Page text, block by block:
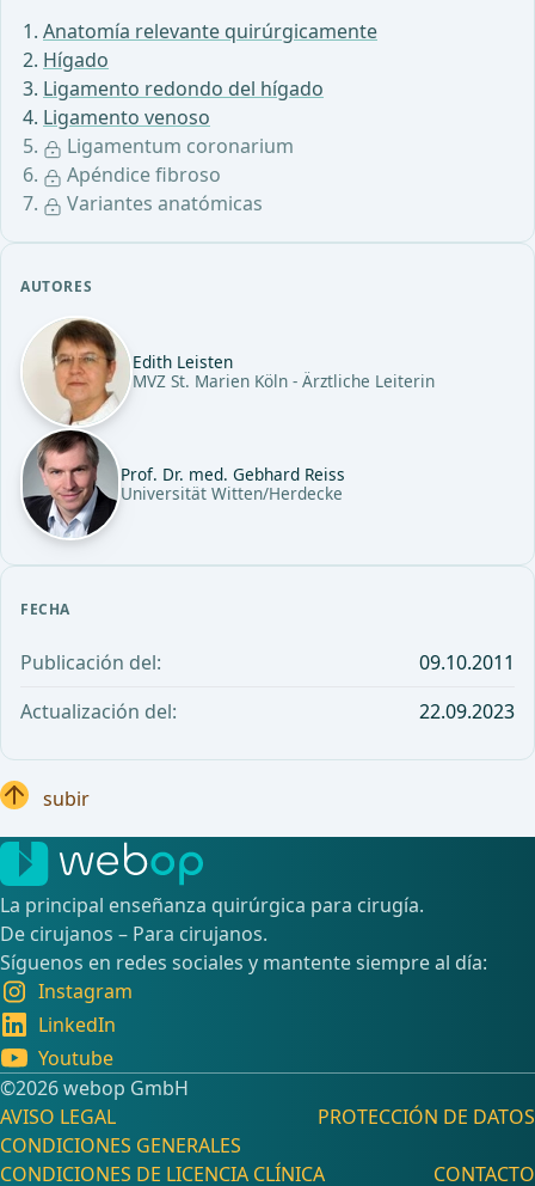
Anatomía relevante quirúrgicamente
Hígado
Ligamento redondo del hígado
Ligamento venoso
Ligamentum coronarium
Apéndice fibroso
Variantes anatómicas
AUTORES
Edith Leisten
MVZ St. Marien Köln - Ärztliche Leiterin
Prof. Dr. med. Gebhard Reiss
Universität Witten/Herdecke
FECHA
Publicación del:
09.10.2011
Actualización del:
22.09.2023
subir
La principal enseñanza quirúrgica para cirugía.
De cirujanos – Para cirujanos.
Síguenos en redes sociales y mantente siempre al día:
Instagram
LinkedIn
Youtube
©️2026 webop GmbH
AVISO LEGAL
PROTECCIÓN DE DATOS
CONDICIONES GENERALES
CONDICIONES DE LICENCIA CLÍNICA
CONTACTO